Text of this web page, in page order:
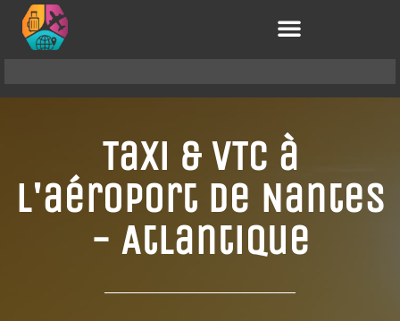
Taxi & VTC à
l'aéroport de Nantes
- Atlantique